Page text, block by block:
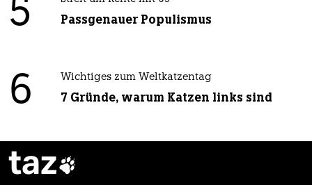
5 Passgenauer Populismus
6 Wichtiges zum Weltkatzentag
7 Gründe, warum Katzen links sind
taz